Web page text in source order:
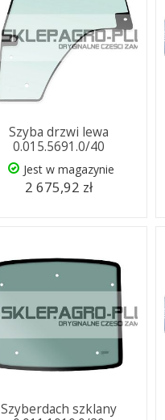
Szyba drzwi lewa
0.015.5691.0/40
Jest w magazynie
2 675,92 zł
Szyberdach szklany